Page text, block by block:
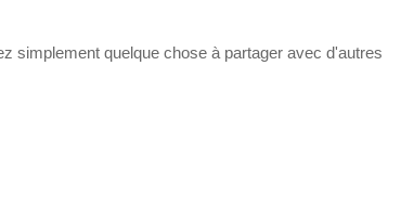
simplement quelque chose à partager avec d'autres